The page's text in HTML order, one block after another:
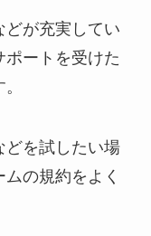
どが充実してい
ポートを受けた
どを試したい場
の規約をよく